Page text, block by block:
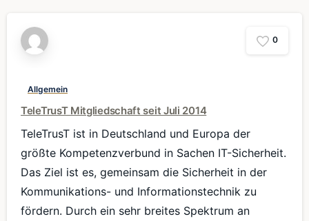
0
Allgemein
TeleTrusT Mitgliedschaft seit Juli 2014
TeleTrusT ist in Deutschland und Europa der
größte Kompetenzverbund in Sachen IT-Sicherheit.
Das Ziel ist es, gemeinsam die Sicherheit in der
Kommunikations- und Informationstechnik zu
fördern. Durch ein sehr breites Spektrum an